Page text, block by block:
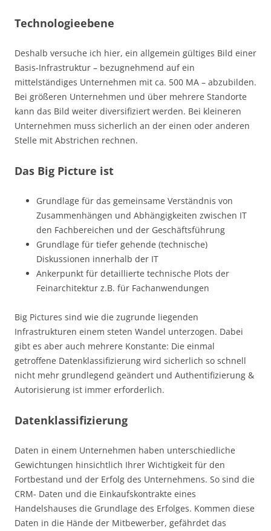
Technologieebene
Deshalb versuche ich hier, ein allgemein gültiges Bild einer
Basis-Infrastruktur – bezugnehmend auf ein
mittelständiges Unternehmen mit ca. 500 MA – abzubilden.
Bei größeren Unternehmen und über mehrere Standorte
kann das Bild weiter diversifiziert werden. Bei kleineren
Unternehmen muss sicherlich an der einen oder anderen
Stelle mit Abstrichen rechnen.
Das Big Picture ist
Grundlage für das gemeinsame Verständnis von
Zusammenhängen und Abhängigkeiten zwischen IT
den Fachbereichen und der Geschäftsführung
Grundlage für tiefer gehende (technische)
Diskussionen innerhalb der IT
Ankerpunkt für detaillierte technische Plots der
Feinarchitektur z.B. für Fachanwendungen
Big Pictures sind wie die zugrunde liegenden
Infrastrukturen einem steten Wandel unterzogen. Dabei
gibt es aber auch mehrere Konstante: Die einmal
getroffene Datenklassifizierung wird sicherlich so schnell
nicht mehr grundlegend geändert und Authentifizierung &
Autorisierung ist immer erforderlich.
Datenklassifizierung
Daten in einem Unternehmen haben unterschiedliche
Gewichtungen hinsichtlich Ihrer Wichtigkeit für den
Fortbestand und der Erfolg des Unternehmens. So sind die
CRM- Daten und die Einkaufskontrakte eines
Handelshauses die Grundlage des Erfolges. Kommen diese
Daten in die Hände der Mitbewerber, gefährdet das